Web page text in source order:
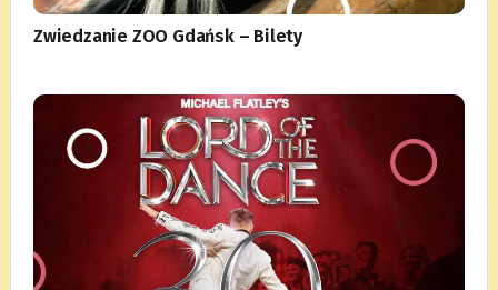
Zwiedzanie ZOO Gdańsk – Bilety